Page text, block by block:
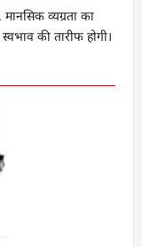
व्यग्रता का
की तारीफ होगी।